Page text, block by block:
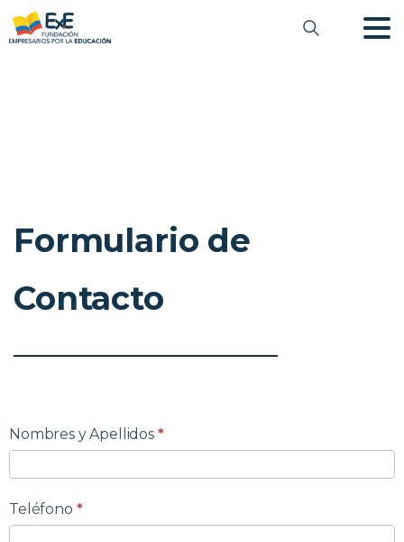
Formulario de
Contacto
Formulario
de
Contacto
Nombres y Apellidos *
Teléfono *